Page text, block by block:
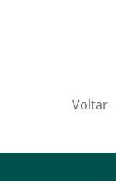
Voltar